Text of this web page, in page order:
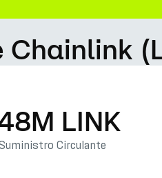
LINK
Circulante